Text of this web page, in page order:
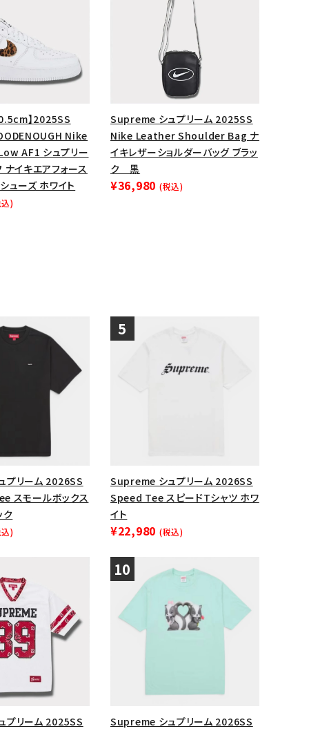
】2025SS
Nike
AF1 シュプリー
ナイキエアフォース
ューズ ホワイト
)
Supreme シュプリーム 2025SS
Nike Leather Shoulder Bag ナ
イキレザーショルダーバッグ ブラッ
ク 黒
¥36,980 (税込)
プリーム 2026SS
スモールボックス
ク
)
Supreme シュプリーム 2026SS
Speed Tee スピードTシャツ ホワ
イト
¥22,980 (税込)
プリーム 2025SS Supreme シュプリーム 2026SS